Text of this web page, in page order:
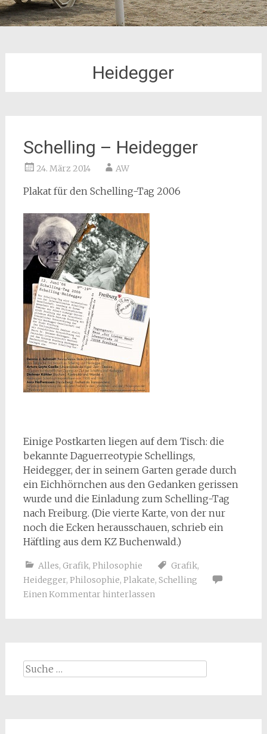
Heidegger
Schelling – Heidegger
24. März 2014 AW
Plakat für den Schelling-Tag 2006
Einige Postkarten liegen auf dem Tisch: die
bekannte Daguerreotypie Schellings,
Heidegger, der in seinem Garten gerade durch
ein Eichhörnchen aus den Gedanken gerissen
wurde und die Einladung zum Schelling-Tag
nach Freiburg. (Die vierte Karte, von der nur
noch die Ecken herausschauen, schrieb ein
Häftling aus dem KZ Buchenwald.)
Alles, Grafik, Philosophie Grafik,
Heidegger, Philosophie, Plakate, Schelling
Einen Kommentar hinterlassen
Suche